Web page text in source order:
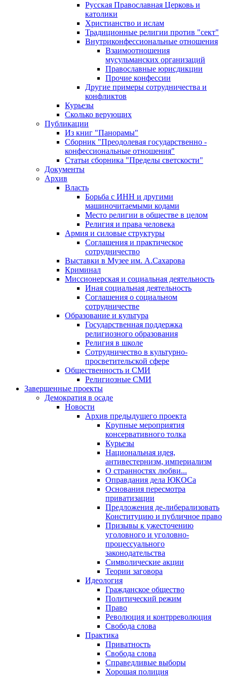
Русская Православная Церковь и
католики
Христианство и ислам
Традиционные религии против "сект"
Внутриконфессиональные отношения
Взаимоотношения
мусульманских организаций
Православные юрисдикции
Прочие конфессии
Другие примеры сотрудничества и
конфликтов
Курьезы
Сколько верующих
Публикации
Из книг "Панорамы"
Сборник "Преодолевая государственно -
конфессиональные отношения"
Статьи сборника "Пределы светскости"
Документы
Архив
Власть
Борьба с ИНН и другими
машиночитаемыми кодами
Место религии в обществе в целом
Религия и права человека
Армия и силовые структуры
Соглашения и практическое
сотрудничество
Выставки в Музее им. А.Сахарова
Криминал
Миссионерская и социальная деятельность
Иная социальная деятельность
Соглашения о социальном
сотрудничестве
Образование и культура
Государственная поддержка
религиозного образования
Религия в школе
Сотрудничество в культурно-
просветительской сфере
Общественность и СМИ
Религиозные СМИ
Завершенные проекты
Демократия в осаде
Новости
Архив предыдущего проекта
Крупные мероприятия
консервативного толка
Курьезы
Национальная идея,
антивестернизм, империализм
О странностях любви...
Оправдания дела ЮКОСа
Основания пересмотра
приватизации
Предложения де-либерализовать
Конституцию и публичное право
Призывы к ужесточению
уголовного и уголовно-
процессуального
законодательства
Символические акции
Теории заговора
Идеология
Гражданское общество
Политический режим
Право
Революция и контрреволюция
Свобода слова
Практика
Приватность
Свобода слова
Справедливые выборы
Хорошая полиция